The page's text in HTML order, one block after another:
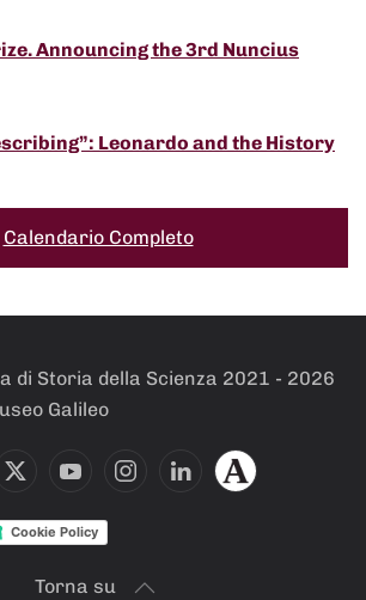
Announcing the 3rd Nuncius
Leonardo and the History
Calendario Completo
di Storia della Scienza 2021 - 2026
Galileo
Cookie Policy
Torna su